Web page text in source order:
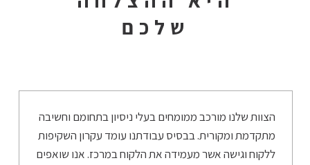
שלכם
הצוות שלנו מורכב ממומחים בעלי ניסיון בתחומם וחשיבה
מתקדמת ומקורית. בבסיס עבודתנו עומד עקרון השקיפות
ללקוח וגישה אשר מעמידה את הלקוח במרכז. אנו שואפים